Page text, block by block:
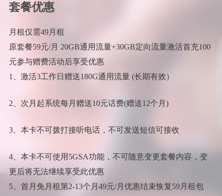
套餐优惠
月租仅需49月租
原套餐59元/月 20GB通用流量+30GB定向流量激活首充100
元参与赠费活动后享受优惠
1、激活3工作日赠送180G通用流量 (长期有效）
2、次月起系统每月赠送10元话费(赠送12个月)
3、本卡不可拨打接听电话，不可发送短信可接收
4、本卡不可使用5GSA功能，不可随意变更套餐内容，变
更后将无法继续享受此优惠
5、首月免月租第2-13个月49元/月优惠结束恢复59月租包